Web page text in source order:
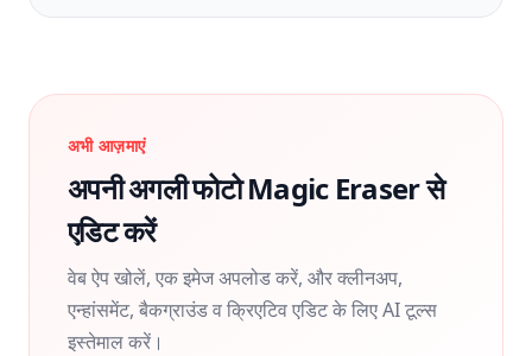
अभी आज़माएं
अपनी अगली फोटो Magic Eraser से
एडिट करें
वेब ऐप खोलें, एक इमेज अपलोड करें, और क्लीनअप,
एन्हांसमेंट, बैकग्राउंड व क्रिएटिव एडिट के लिए AI टूल्स
इस्तेमाल करें।